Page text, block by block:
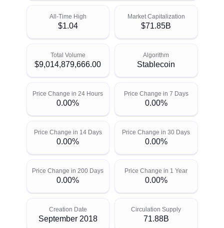
All-Time High
$1.04
Market Capitalization
$71.85B
Total Volume
$9,014,879,666.00
Algorithm
Stablecoin
Price Change in 24 Hours
0.00%
Price Change in 7 Days
0.00%
Price Change in 14 Days
0.00%
Price Change in 30 Days
0.00%
Price Change in 200 Days
0.00%
Price Change in 1 Year
0.00%
Creation Date
September 2018
Circulation Supply
71.88B